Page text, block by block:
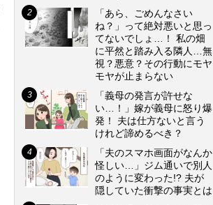
「あら、ごめんなさい
ね？」って絶対悪いと思っ
てないでしょ…！ 私の畑
に平然と踏み入る隣人…無
視？悪意？その行動にモヤ
モヤが止まらない
「義母の発言が許せな
い…！」嫁が義母に怒り爆
発！ 夫は仕方ないと言う
けれど諦めるべき？
「夫のスマホ画面がなんか
怪しい…」ジム通いで別人
のように変わった!? 夫が
隠していた衝撃の事実とは